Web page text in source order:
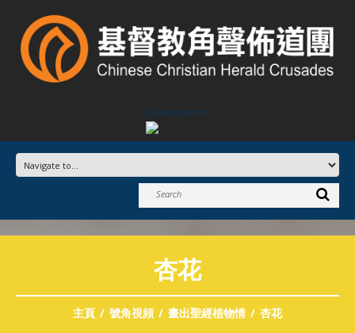
Advertisement
杏花
主頁 號角視頻 畫出聖經植物情 杏花